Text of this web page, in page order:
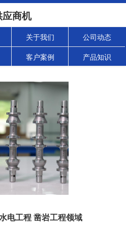
应商机
关于我们 公司动态
客户案例 产品知识
电工程 凿岩工程领域